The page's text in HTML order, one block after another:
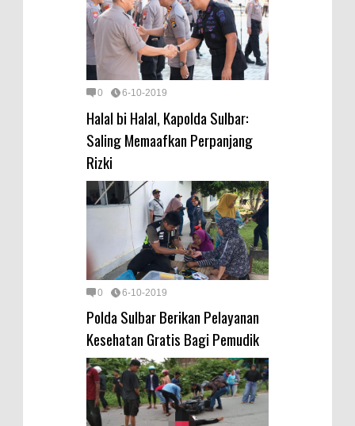
0 6-10-2019
Halal bi Halal, Kapolda Sulbar:
Saling Memaafkan Perpanjang
Rizki
0 6-10-2019
Polda Sulbar Berikan Pelayanan
Kesehatan Gratis Bagi Pemudik